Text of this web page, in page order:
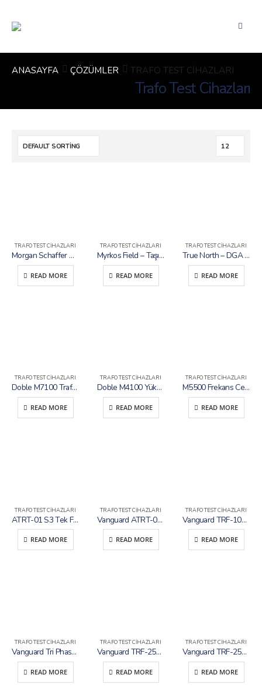
ANASAYFA ÇÖZÜMLER TRAFO TEST CIHAZLARI
Trafo Test Cihazları
TRAFO TEST CIHAZLARI
Morgan Schaffer Myrkos Lab Yağ Gaz Analiz Sistemi
READ MORE
TRAFO TEST CIHAZLARI
Myrkos Field – Taşınabilir Yağ Gaz Analiz Sistemi
READ MORE
TRAFO TEST CIHAZLARI
True North – DGA Yağ Standartları
READ MORE
TRAFO TEST CIHAZLARI
Doble M7100 Trafo Analizörü
READ MORE
TRAFO TEST CIHAZLARI
Doble M4100 Yüksek Gerilim Ekipmanları için Test Cihazı
READ MORE
TRAFO TEST CIHAZLARI
M5500 Frekans Cevabı Tarama Analizörü (SFRA)
READ MORE
TRAFO TEST CIHAZLARI
ATRT-01 S3 Tek Fazlı Trafo Çevirme Oranı Test Cihazı
READ MORE
TRAFO TEST CIHAZLARI
Vanguard ATRT-03 S2 – 3 Fazlı Trafo Çevirme Oranı Test Cihazı
READ MORE
TRAFO TEST CIHAZLARI
Vanguard TRF-100 3 Fazlı Trafo Çevirme Oranı Test Cihazı
READ MORE
TRAFO TEST CIHAZLARI
Vanguard Tri Phase – Otomatik 3 Fazlı Trafo Çevirme Oranı Test Cihazı
READ MORE
TRAFO TEST CIHAZLARI
Vanguard TRF-250A – 3 Fazlı Trafo Çevirme Oranı Test Cihazı
READ MORE
TRAFO TEST CIHAZLARI
Vanguard TRF-250 – 3 Fazlı Trafo Çevirme Oranı Test Cihazı
READ MORE